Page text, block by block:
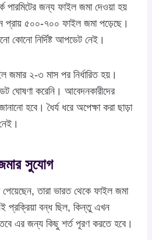
পারমিটের জন্য ফাইল জমা দেওয়া হয়
প্রায় ৫০০-৭০০ ফাইল জমা পড়েছে।
কোনো নির্দিষ্ট আপডেট নেই।
জমার ২-৩ মাস পর নির্ধারিত হয়।
করেনি। আবেদনকারীদের
হবে। ধৈর্য ধরে অপেক্ষা করা ছাড়া
সুযোগ
পেয়েছেন, তারা ভারত থেকে ফাইল জমা
প্রক্রিয়া বন্ধ ছিল, কিন্তু এখন
এর জন্য কিছু শর্ত পূরণ করতে হবে।